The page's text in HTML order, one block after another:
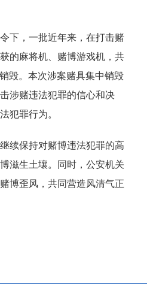
下，一批近年来，在打击赌
的麻将机、赌博游戏机，共
毁。本次涉案赌具集中销毁
涉赌违法犯罪的信心和决
犯罪行为。
续保持对赌博违法犯罪的高
滋生土壤。同时，公安机关
博歪风，共同营造风清气正